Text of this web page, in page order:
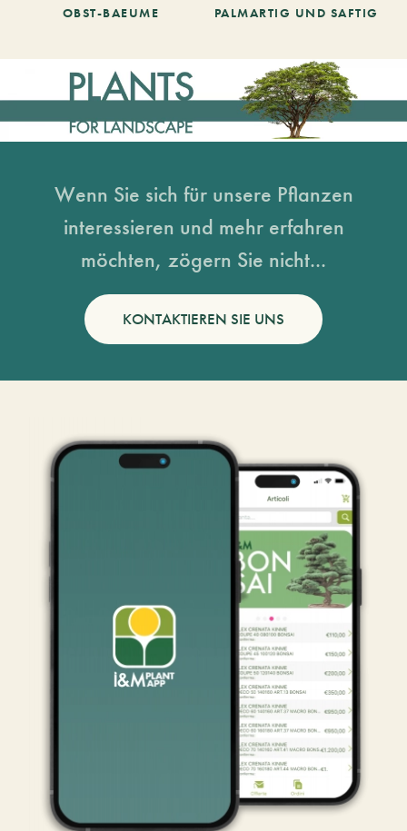
OBST-BAEUME PALMARTIG UND SAFTIG
Wenn Sie sich für unsere Pflanzen
interessieren und mehr erfahren
möchten, zögern Sie nicht...
KONTAKTIEREN SIE UNS